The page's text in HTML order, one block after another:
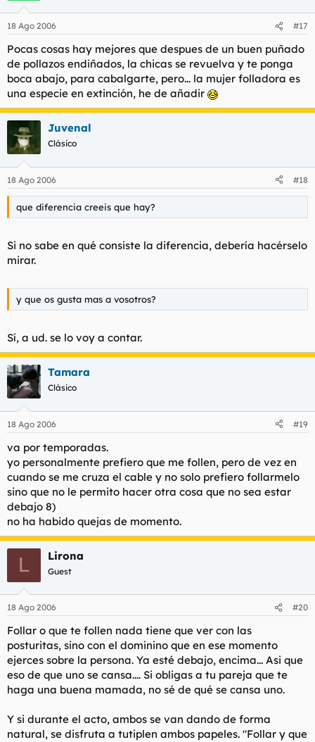
18 Ago 2006 #17
Pocas cosas hay mejores que despues de un buen puñado
de pollazos endiñados, la chicas se revuelva y te ponga
boca abajo, para cabalgarte, pero... la mujer folladora es
una especie en extinción, he de añadir
Juvenal
Clásico
18 Ago 2006 #18
que diferencia creeis que hay?
Si no sabe en qué consiste la diferencia, debería hacérselo
mirar.
y que os gusta mas a vosotros?
Sí, a ud. se lo voy a contar.
Tamara
Clásico
18 Ago 2006 #19
va por temporadas.
yo personalmente prefiero que me follen, pero de vez en
cuando se me cruza el cable y no solo prefiero follarmelo
sino que no le permito hacer otra cosa que no sea estar
debajo 8)
no ha habido quejas de momento.
L Lirona
Guest
18 Ago 2006 #20
Follar o que te follen nada tiene que ver con las
posturitas, sino con el dominino que en ese momento
ejerces sobre la persona. Ya esté debajo, encima... Asi que
eso de que uno se cansa.... Si obligas a tu pareja que te
haga una buena mamada, no sé de qué se cansa uno.
Y si durante el acto, ambos se van dando de forma
natural, se disfruta a tutiplen ambos papeles. "Follar y que